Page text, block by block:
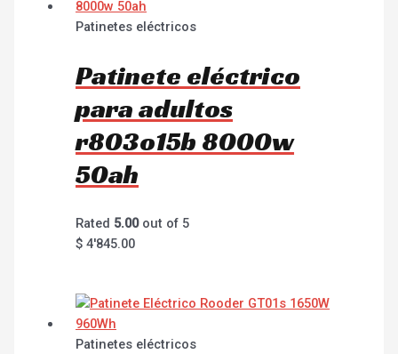
Patinetes eléctricos
Patinete eléctrico
para adultos
r803o15b 8000w
50ah
Rated 5.00out of 5
$ 4'845.00
Patinetes eléctricos